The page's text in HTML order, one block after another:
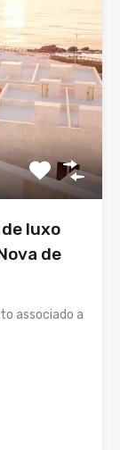
luxo
de
associado a